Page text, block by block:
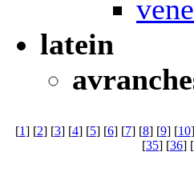
latein
[1] [2] [3] [4] [5] [6] [7] [8] [9] [10
[35] [36] [